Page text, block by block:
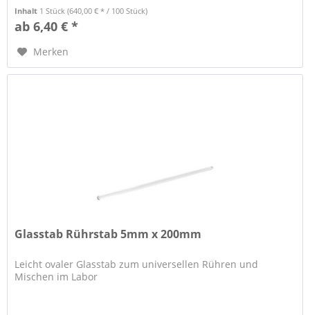
Inhalt 1 Stück(640,00 € * / 100 Stück)
ab 6,40 € *
Merken
Glasstab Rührstab 5mm x 200mm
Leicht ovaler Glasstab zum universellen Rühren und
Mischen im Labor